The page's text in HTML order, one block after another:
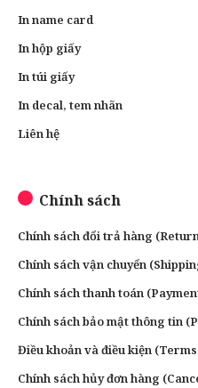
In name card
In hộp giấy
In túi giấy
In decal, tem nhãn
Liên hệ
Chính sách
Chính sách đổi trả hàng
Chính sách vận chuyển
Chính sách thanh toán
Chính sách bảo mật thông tin
Điều khoản và điều kiện
Chính sách hủy đơn hàng